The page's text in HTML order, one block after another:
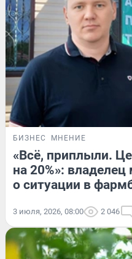
БИЗНЕС МНЕНИЕ
«Всё, приплыли.
на 20%»:
о ситуации в
3 июля, 2026, 08:00 2 046